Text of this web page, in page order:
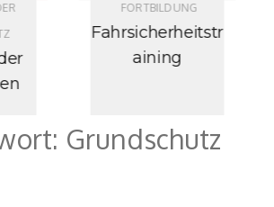
BRANDSCHUTZ
Lagerung von
Grundschutz